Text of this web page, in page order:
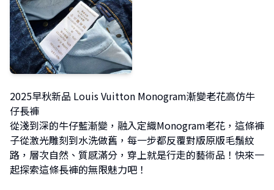
2025早秋新品 Louis Vuitton Monogram漸變老花高仿牛
仔長褲
從淺到深的牛仔藍漸變，融入定織Monogram老花，這條褲
子從激光雕刻到水洗做舊，每一步都反覆對版原版毛鬚紋
路，層次自然、質感滿分，穿上就是行走的藝術品！快來一
起探索這條長褲的無限魅力吧！